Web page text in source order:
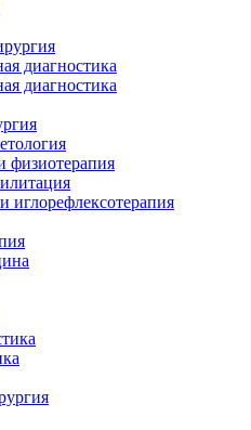
диагностика
диагностика
физиотерапия
иглорефлексотерапия